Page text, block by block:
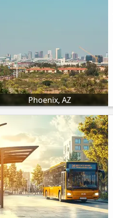
Phoenix, AZ